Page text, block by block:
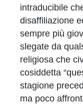
intraducibile
disaffiliazione
sempre più
slegate da
religiosa che
cosiddetta
stagione
ma poco